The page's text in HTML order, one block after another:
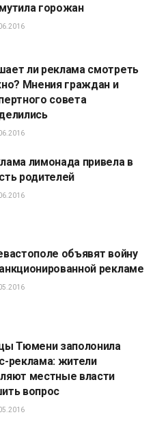
горожан
ли реклама смотреть
Мнения граждан и
совета
лимонада привела в
родителей
объявят войну
рекламе
Тюмени заполонила
реклама: жители
местные власти
вопрос